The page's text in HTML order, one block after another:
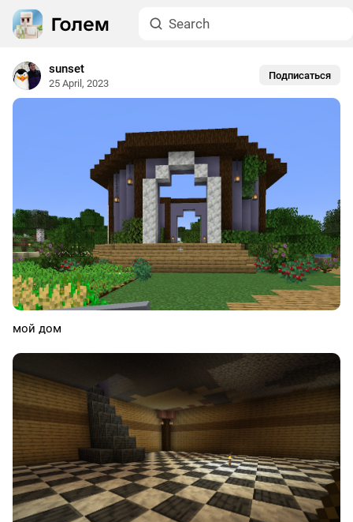
sunset
25 April, 2023
Подписаться
мой дом